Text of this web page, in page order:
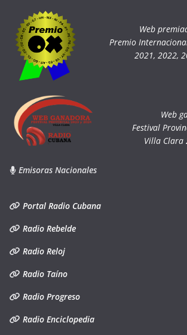
Web
Premio
2021, 2022,
Web
Festival
Villa Clara
Emisoras Nacionales
Portal Radio Cubana
Radio Rebelde
Radio Reloj
Radio Taíno
Radio Progreso
Radio Enciclopedia